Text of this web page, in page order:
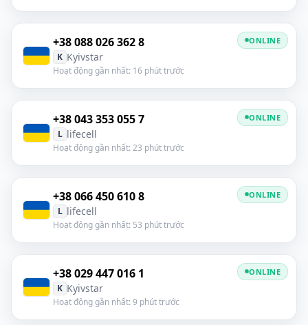
+38 088 026 362 8
K Kyivstar
Hoạt động gần nhất: 16 phút trước
ONLINE
+38 043 353 055 7
L lifecell
Hoạt động gần nhất: 23 phút trước
ONLINE
+38 066 450 610 8
L lifecell
Hoạt động gần nhất: 53 phút trước
ONLINE
+38 029 447 016 1
K Kyivstar
Hoạt động gần nhất: 9 phút trước
ONLINE